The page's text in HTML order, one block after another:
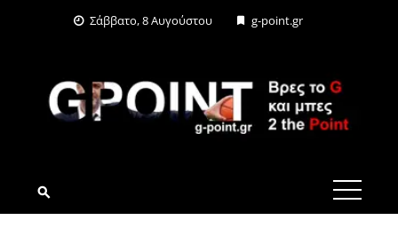
Σάββατο, 8 Αυγούστου g-point.gr
G-POINT.GR